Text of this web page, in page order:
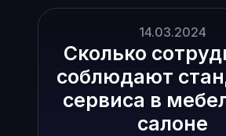
14.03.2024
Сколько
соблюдают
сервиса в
салоне